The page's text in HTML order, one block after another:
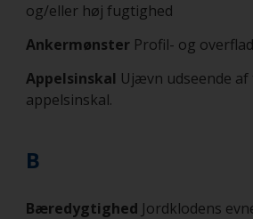
og/eller høj fugtighed
Ankermønster Profil- og
Appelsinskal Ujævn udseende
appelsinskal.
B
Bæredygtighed Jordklodens